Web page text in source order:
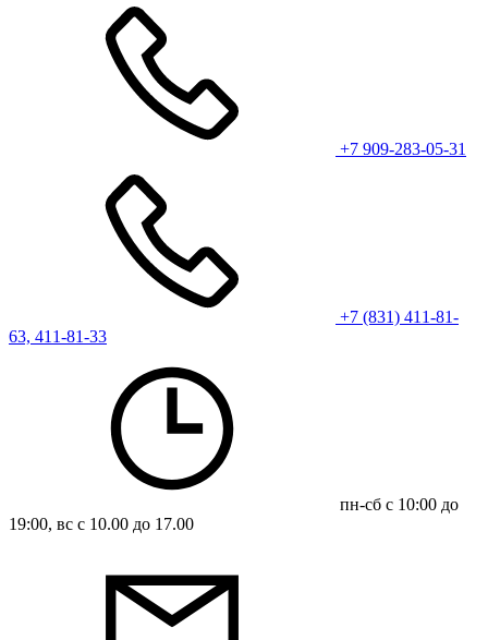
+7 909-283-05-31
+7 (831) 411-81-
63, 411-81-33
пн-сб с 10:00 до
19:00, вс с 10.00 до 17.00